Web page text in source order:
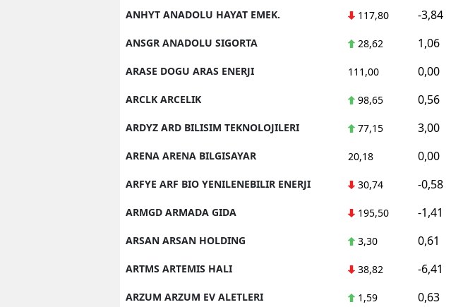
ANHYT ANADOLU HAYAT EMEK. 117,80 -3,84
ANSGR ANADOLU SIGORTA 28,62 1,06
ARASE DOGU ARAS ENERJI 111,00 0,00
ARCLK ARCELIK 98,65 0,56
ARDYZ ARD BILISIM TEKNOLOJILERI 77,15 3,00
ARENA ARENA BILGISAYAR 20,18 0,00
ARFYE ARF BIO YENILENEBILIR ENERJI 30,74 -0,58
ARMGD ARMADA GIDA 195,50 -1,41
ARSAN ARSAN HOLDING 3,30 0,61
ARTMS ARTEMIS HALI 38,82 -6,41
ARZUM ARZUM EV ALETLERI 1,59 0,63